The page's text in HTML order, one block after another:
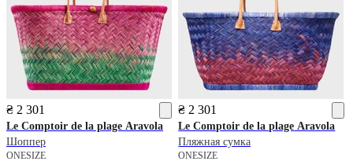
₴ 2 301
Le Comptoir de la plage Aravola
Шоппер
ONESIZE
₴ 2 301
Le Comptoir de la plage Aravola
Пляжная сумка
ONESIZE